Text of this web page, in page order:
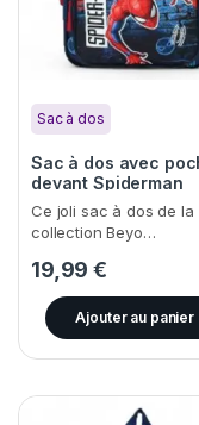
Sac à dos
Sac à dos avec
devant Spiderman
Ce joli sac à dos de la
collection Beyo…
19,99€
Ajouter au panier